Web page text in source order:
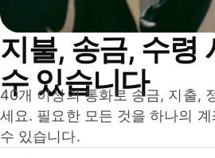
지불, 송금, 수령
수 있습니다
40개 이상의 통화로 송금, 지출,
세요. 필요한 모든 것을 하나의
수 있습니다.